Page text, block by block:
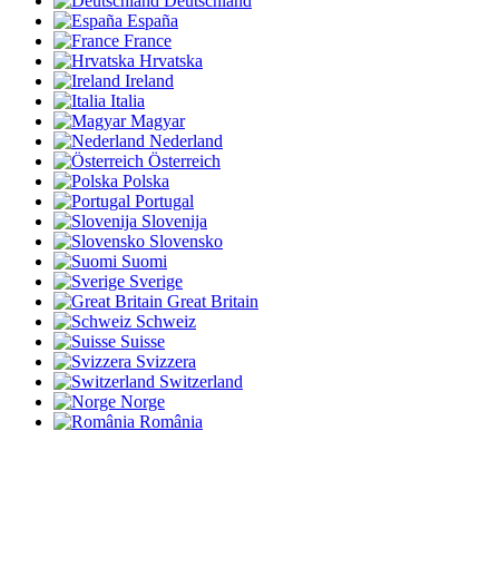
España
France
Hrvatska
Ireland
Italia
Magyar
Nederland
Österreich
Polska
Portugal
Slovenija
Slovensko
Suomi
Sverige
Great Britain
Schweiz
Suisse
Svizzera
Switzerland
Norge
România